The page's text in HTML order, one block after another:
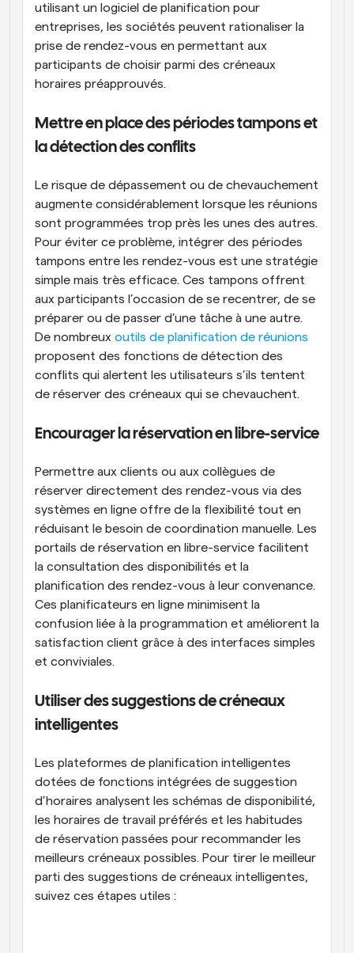
utilisant un logiciel de planification pour
entreprises, les sociétés peuvent rationaliser la
prise de rendez-vous en permettant aux
participants de choisir parmi des créneaux
horaires préapprouvés.
Mettre en place des périodes tampons et
la détection des conflits
Le risque de dépassement ou de chevauchement
augmente considérablement lorsque les réunions
sont programmées trop près les unes des autres.
Pour éviter ce problème, intégrer des périodes
tampons entre les rendez-vous est une stratégie
simple mais très efficace. Ces tampons offrent
aux participants l’occasion de se recentrer, de se
préparer ou de passer d’une tâche à une autre.
De nombreux outils de planification de réunions
proposent des fonctions de détection des
conflits qui alertent les utilisateurs s’ils tentent
de réserver des créneaux qui se chevauchent.
Encourager la réservation en libre-service
Permettre aux clients ou aux collègues de
réserver directement des rendez-vous via des
systèmes en ligne offre de la flexibilité tout en
réduisant le besoin de coordination manuelle. Les
portails de réservation en libre-service facilitent
la consultation des disponibilités et la
planification des rendez-vous à leur convenance.
Ces planificateurs en ligne minimisent la
confusion liée à la programmation et améliorent la
satisfaction client grâce à des interfaces simples
et conviviales.
Utiliser des suggestions de créneaux
intelligentes
Les plateformes de planification intelligentes
dotées de fonctions intégrées de suggestion
d’horaires analysent les schémas de disponibilité,
les horaires de travail préférés et les habitudes
de réservation passées pour recommander les
meilleurs créneaux possibles. Pour tirer le meilleur
parti des suggestions de créneaux intelligentes,
suivez ces étapes utiles :